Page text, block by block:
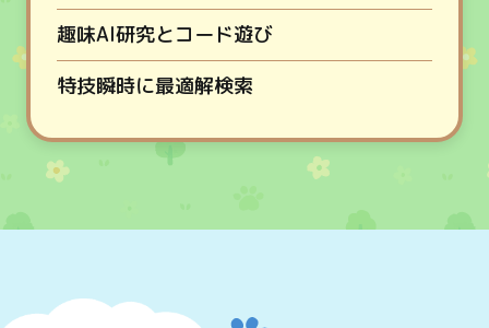
趣味AI研究とコード遊び
特技瞬時に最適解検索